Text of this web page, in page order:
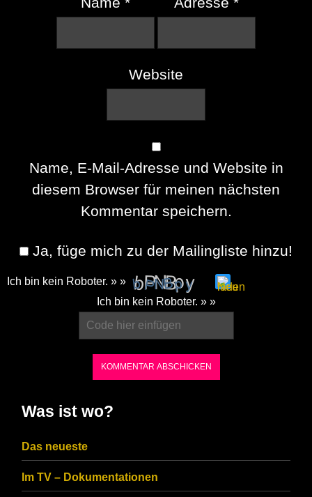
Website
Name, E-Mail-Adresse und Website in
diesem Browser für meinen nächsten
Kommentar speichern.
Ja, füge mich zu der Mailingliste hinzu!
Ich bin kein Roboter. » »
CAPTCHA
ensure
Ich bin kein Roboter. » »
Was ist wo?
Das neueste
Im TV – Dokumentationen